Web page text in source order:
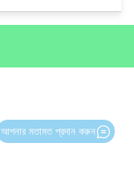
আপনার মতামত প্রদান করুন